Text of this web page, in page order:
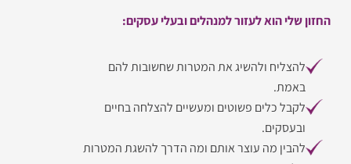
שלי הוא לעזור למנהלים ובעלי עסקים:
להצליח ולהשיג את המטרות שחשובות להם
לקבל כלים פשוטים ומעשיים להצלחה בחיים
להבין מה עוצר אותם ומה הדרך להשגת המטרות